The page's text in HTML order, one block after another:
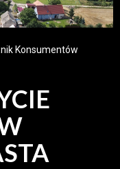
Konsumentów